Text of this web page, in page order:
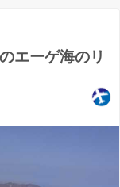
エーゲ海のリ